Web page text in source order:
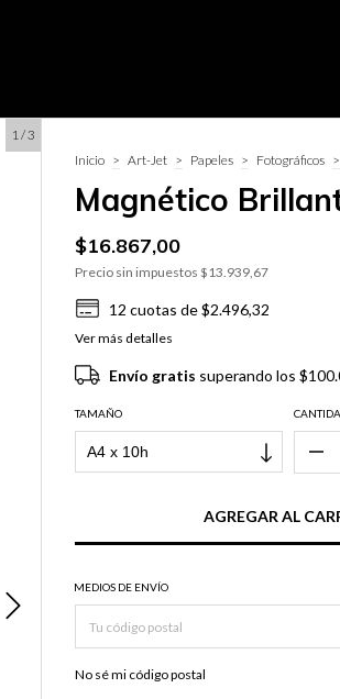
1/3
Inicio > Art-Jet > Papeles > Fotográficos >
Magnético
$16.867,00
Precio sin impuestos $13.939,67
12 cuotas de$2.496,32
Ver más detalles
Envío gratis superando los
TAMAÑO
MEDIOS DE ENVÍO
No sé mi código postal